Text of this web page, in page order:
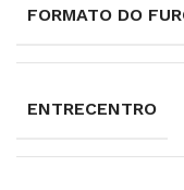
FORMATO DO
ENTRECENTRO